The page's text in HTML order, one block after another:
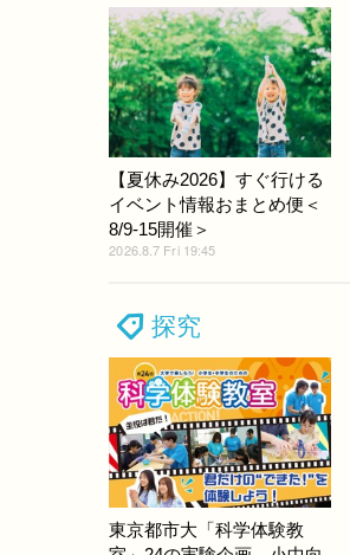
【夏休み2026】すぐ行ける
イベント情報おまとめ便＜
8/9-15開催＞
2026.8.7 Fri 19:45
探究
東京都市大「科学体験教